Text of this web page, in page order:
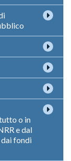
o in
e dal
fondi